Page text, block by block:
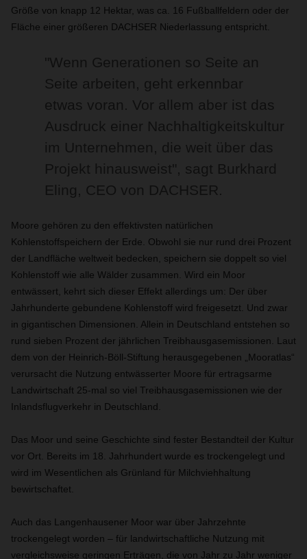
Größe von knapp 12 Hektar, was ca. 16 Fußballfeldern oder der
Fläche einer größeren DACHSER Niederlassung entspricht.
"Wenn Generationen so Seite an
Seite arbeiten, geht erkennbar
etwas voran. Vor allem aber ist das
Ausdruck einer Nachhaltigkeitskultur
im Unternehmen, die weit über das
Projekt hinausweist", sagt Burkhard
Eling, CEO von DACHSER.
Moore gehören zu den effektivsten natürlichen
Kohlenstoffspeichern der Erde. Obwohl sie nur rund drei Prozent
der Landfläche weltweit bedecken, speichern sie doppelt so viel
Kohlenstoff wie alle Wälder zusammen. Wird ein Moor
entwässert, kehrt sich dieser Effekt allerdings um: Der über
Jahrhunderte gebundene Kohlenstoff wird freigesetzt. Und zwar
in gigantischen Dimensionen. Allein in Deutschland entstehen so
rund sieben Prozent der jährlichen Treibhausgasemissionen. Laut
dem von der Heinrich-Böll-Stiftung herausgegebenen „Mooratlas“
verursacht die Nutzung entwässerter Moore für ertragsarme
Landwirtschaft 25-mal so viel Treibhausgasemissionen wie der
Inlandsflugverkehr in Deutschland.
Das Moor und seine Geschichte sind fester Bestandteil der Kultur
vor Ort. Bereits im 18. Jahrhundert wurde es trockengelegt und
wird im Wesentlichen als Grünland für Milchviehhaltung
bewirtschaftet.
Auch das Langenhausener Moor war über Jahrzehnte
trockengelegt worden – für landwirtschaftliche Nutzung mit
vergleichsweise geringen Erträgen, die von Jahr zu Jahr weniger